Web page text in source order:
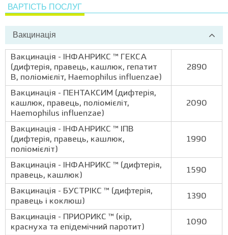
ВАРТІСТЬ ПОСЛУГ
Вакцинація
Вакцинація - ІНФАНРИКС ™ ГЕКСА
(дифтерія, правець, кашлюк, гепатит
B, поліомієліт, Haemophilus influenzae)
2890
Вакцинація - ПЕНТАКСИМ (дифтерія,
кашлюк, правець, поліомієліт,
Haemophilus influenzae)
2090
Вакцинація - ІНФАНРИКС ™ ІПВ
(дифтерія, правець, кашлюк,
поліомієліт)
1990
Вакцинація - ІНФАНРИКС ™ (дифтерія,
правець, кашлюк)
1590
Вакцинація - БУСТРІКС ™ (дифтерія,
правець і коклюш)
1390
Вакцинація - ПРИОРИКС ™ (кір,
краснуха та епідемічний паротит)
1090